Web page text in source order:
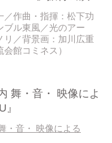
／作曲・指揮：松下功
ブル東風／光のアー
リ／背景画：加川広重
館コミネス）
舞・音・ 映像によ
・音・ 映像による